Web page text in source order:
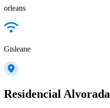
orleans
Gisleane
Residencial Alvorada